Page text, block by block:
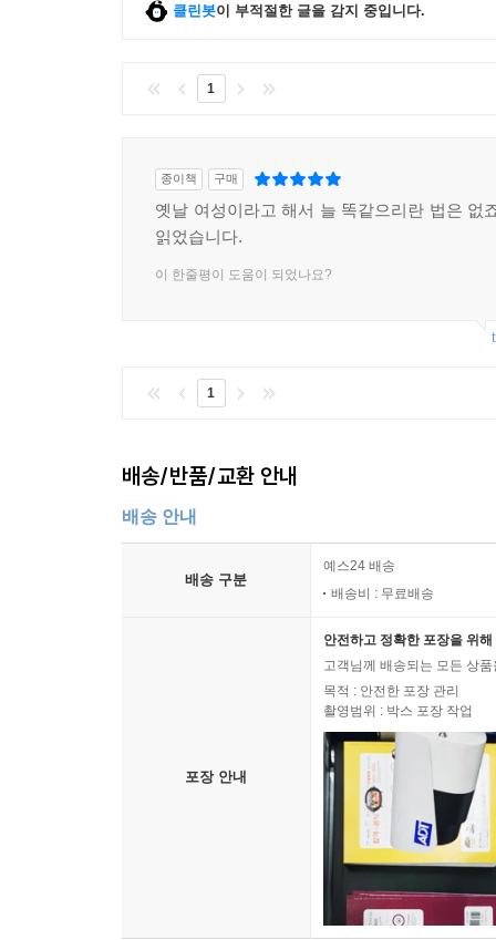
클린봇이 부적절한 글을 감지 중입니다.
1
종이책 구매
옛날 여성이라고 해서 늘 똑같으리란 법은 없
읽었습니다.
이 한줄평이 도움이 되었나요?
1
배송/반품/교환 안내
배송 안내
배송 구분
예스24 배송
배송비 : 무료배송
포장 안내
안전하고 정확한 포장을 위
고객님께 배송되는 모든 상
목적 : 안전한 포장 관리
촬영범위 : 박스 포장 작업